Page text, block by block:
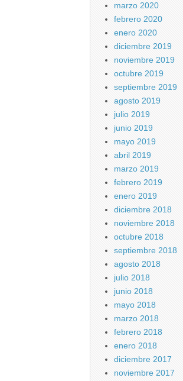
marzo 2020
febrero 2020
enero 2020
diciembre 2019
noviembre 2019
octubre 2019
septiembre 2019
agosto 2019
julio 2019
junio 2019
mayo 2019
abril 2019
marzo 2019
febrero 2019
enero 2019
diciembre 2018
noviembre 2018
octubre 2018
septiembre 2018
agosto 2018
julio 2018
junio 2018
mayo 2018
marzo 2018
febrero 2018
enero 2018
diciembre 2017
noviembre 2017